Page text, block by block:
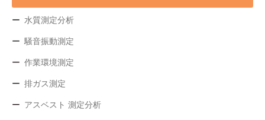
水質測定分析
騒音振動測定
作業環境測定
排ガス測定
アスベスト 測定分析